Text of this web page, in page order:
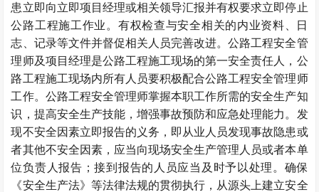
患立即向立即项目经理或相关领导汇报并有权要求立即停止
公路工程施工作业。有权检查与安全相关的内业资料、日
志、记录等文件并督促相关人员完善改进。公路工程安全管
理师及项目经理是公路工程施工现场的第一安全责任人，公
路工程施工现场内所有人员要积极配合公路工程安全管理师
工作。公路工程安全管理师掌握本职工作所需的安全生产知
识，提高安全生产技能，增强事故预防和应急处理能力。发
现不安全因素立即报告的义务，即从业人员发现事故隐患或
者其他不安全因素，应当向现场安全生产管理人员或者本单
位负责人报告；接到报告的人员应当及时予以处理。确保
《安全生产法》等法律法规的贯彻执行，从源头上建立安全